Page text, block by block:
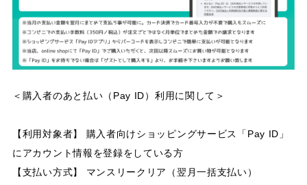
＜購入者のあと払い（Pay ID）利用に関して＞
【利用対象者】 購入者向けショッピングサービス「Pay ID」
にアカウント情報を登録をしている方
【支払い方式】 マンスリークリア（翌月一括支払い）